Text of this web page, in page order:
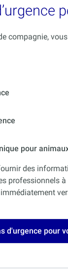
compagnie,
pour
des
professionnels
d'urgence pour